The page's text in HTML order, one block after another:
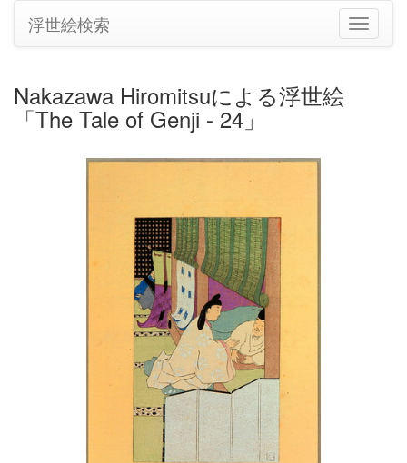
ナ
ビ
浮世絵検索
Nakazawa Hiromitsuによる浮世絵
「The Tale of Genji - 24」